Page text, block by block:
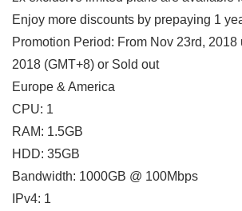
Enjoy more discounts by prepaying 1
Promotion Period: From Nov 23rd, 2018
2018 (GMT+8) or Sold out
Europe & America
CPU: 1
RAM: 1.5GB
HDD: 35GB
Bandwidth: 1000GB @ 100Mbps
IPv4: 1